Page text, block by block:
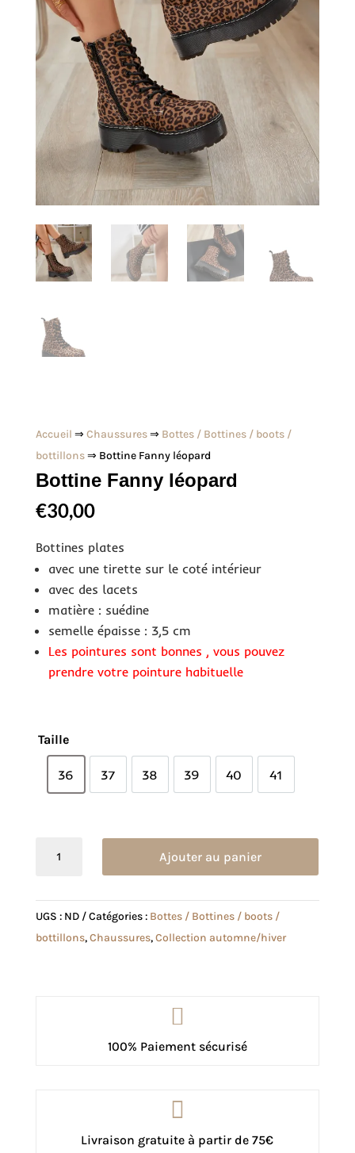
Accueil ⇒ Chaussures⇒ Bottes / Bottines / boots /
bottillons⇒ Bottine Fanny léopard
Bottine Fanny léopard
€30,00
Bottines plates
avec une tirette sur le coté intérieur
avec des lacets
matière : suédine
semelle épaisse : 3,5 cm
Les pointures sont bonnes , vous pouvez
prendre votre pointure habituelle
Taille
36
36
37
37
38
38
39
39
40
40
41
41
Fanny
léopard
Ajouter au panier
UGS : ND Catégories : Bottes / Bottines / boots /
bottillons,Chaussures,Collection automne/hiver

100% Paiement sécurisé

Livraison gratuite à partir de 75€